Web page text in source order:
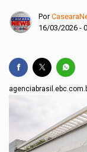
Por
16/03/2026 -